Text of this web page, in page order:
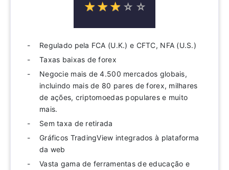
☆☆☆ ☆ ☆
★★★ ★ ★
Regulado pela FCA (U.K.) e CFTC, NFA (U.S.)
Taxas baixas de forex
Negocie mais de 4.500 mercados globais,
incluindo mais de 80 pares de forex, milhares
de ações, criptomoedas populares e muito
mais.
Sem taxa de retirada
Gráficos TradingView integrados à plataforma
da web
Vasta gama de ferramentas de educação e